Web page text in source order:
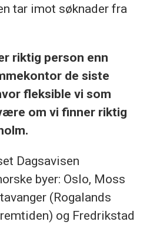
tar imot søknader fra
riktig person enn
de siste
fleksible vi som
om vi finner riktig
Dagsavisen
byer: Oslo, Moss
(Rogalands
og Fredrikstad